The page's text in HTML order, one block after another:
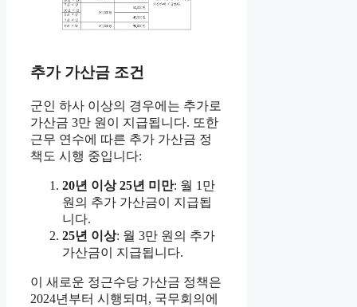
추가 가산금 조건
군인 하사 이상의 경우에는 추가로
가산금 3만 원이 지급됩니다. 또한
근무 연수에 따른 추가 가산금 정
책도 시행 중입니다:
20년 이상 25년 미만: 월 1만
원의 추가 가산금이 지급됩
니다.
25년 이상: 월 3만 원의 추가
가산금이 지급됩니다.
이 새로운 정근수당 가산금 정책은
2024년부터 시행되며, 국무회의에